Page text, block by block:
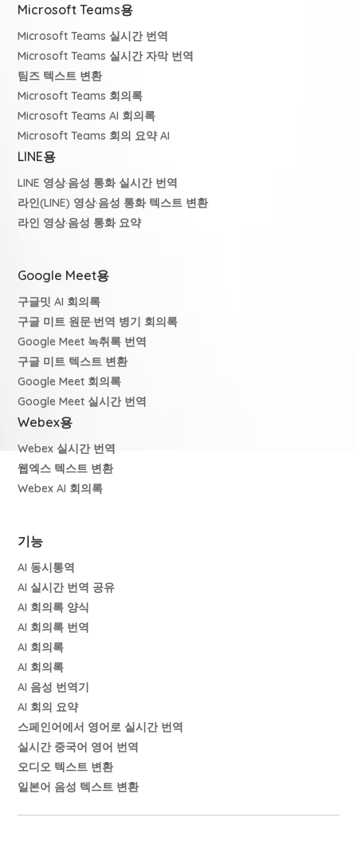
Microsoft Teams용
Microsoft Teams 실시간 번역
Microsoft Teams 실시간 자막 번역
팀즈 텍스트 변환
Microsoft Teams 회의록
Microsoft Teams AI 회의록
Microsoft Teams 회의 요약 AI
LINE용
LINE 영상·음성 통화 실시간 번역
라인(LINE) 영상·음성 통화 텍스트 변환
라인 영상·음성 통화 요약
Google Meet용
구글밋 AI 회의록
구글 미트 원문·번역 병기 회의록
Google Meet 녹취록 번역
구글 미트 텍스트 변환
Google Meet 회의록
Google Meet 실시간 번역
Webex용
Webex 실시간 번역
웹엑스 텍스트 변환
Webex AI 회의록
기능
AI 동시통역
AI 실시간 번역 공유
AI 회의록 양식
AI 회의록 번역
AI 회의록
AI 회의록
AI 음성 번역기
AI 회의 요약
스페인어에서 영어로 실시간 번역
실시간 중국어 영어 번역
오디오 텍스트 변환
일본어 음성 텍스트 변환